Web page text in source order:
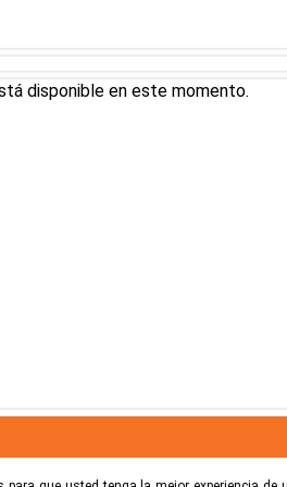
disponible en este momento.